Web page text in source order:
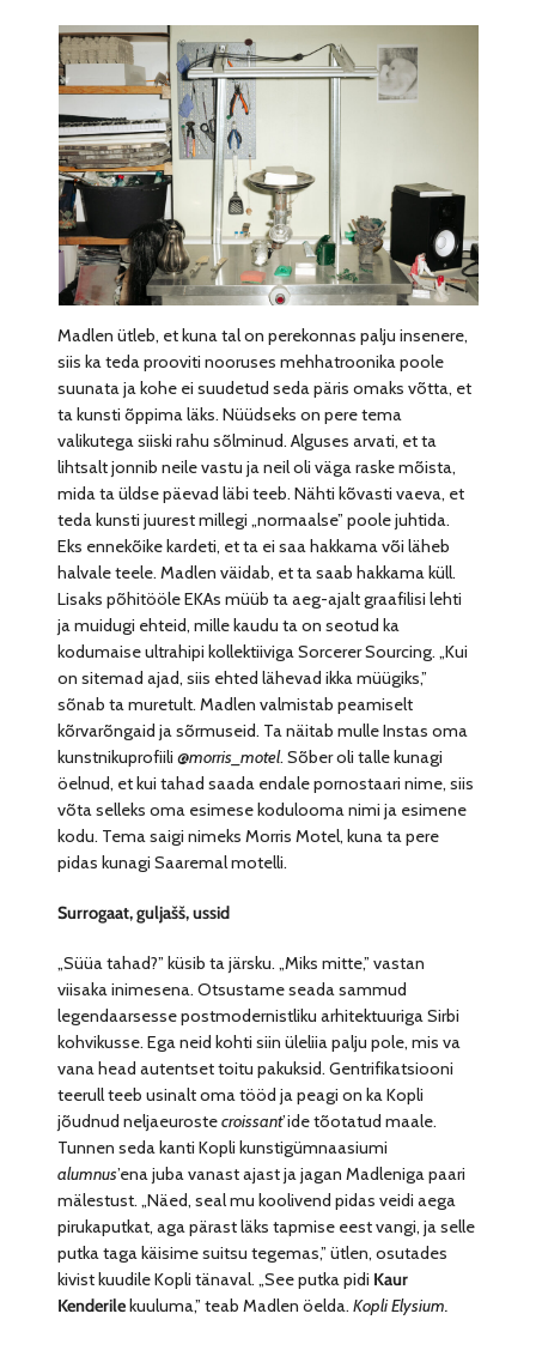
Madlen ütleb, et kuna tal on perekonnas palju insenere,
siis ka teda prooviti nooruses mehhatroonika poole
suunata ja kohe ei suudetud seda päris omaks võtta, et
ta kunsti õppima läks. Nüüdseks on pere tema
valikutega siiski rahu sõlminud. Alguses arvati, et ta
lihtsalt jonnib neile vastu ja neil oli väga raske mõista,
mida ta üldse päevad läbi teeb. Nähti kõvasti vaeva, et
teda kunsti juurest millegi „normaalse” poole juhtida.
Eks ennekõike kardeti, et ta ei saa hakkama või läheb
halvale teele. Madlen väidab, et ta saab hakkama küll.
Lisaks põhitööle EKAs müüb ta aeg-ajalt graafilisi lehti
ja muidugi ehteid, mille kaudu ta on seotud ka
kodumaise ultrahipi kollektiiviga Sorcerer Sourcing. „Kui
on sitemad ajad, siis ehted lähevad ikka müügiks,”
sõnab ta muretult. Madlen valmistab peamiselt
kõrvarõngaid ja sõrmuseid. Ta näitab mulle Instas oma
kunstnikuprofiili @morris_motel. Sõber oli talle kunagi
öelnud, et kui tahad saada endale pornostaari nime, siis
võta selleks oma esimese kodulooma nimi ja esimene
kodu. Tema saigi nimeks Morris Motel, kuna ta pere
pidas kunagi Saaremal motelli.
Surrogaat, guljašš, ussid
„Süüa tahad?” küsib ta järsku. „Miks mitte,” vastan
viisaka inimesena. Otsustame seada sammud
legendaarsesse postmodernistliku arhitektuuriga Sirbi
kohvikusse. Ega neid kohti siin üleliia palju pole, mis va
vana head autentset toitu pakuksid. Gentrifikatsiooni
teerull teeb usinalt oma tööd ja peagi on ka Kopli
jõudnud neljaeurostecroissant’ide tõotatud maale.
Tunnen seda kanti Kopli kunstigümnaasiumi
alumnus’ena juba vanast ajast ja jagan Madleniga paari
mälestust. „Näed, seal mu koolivend pidas veidi aega
pirukaputkat, aga pärast läks tapmise eest vangi, ja selle
putka taga käisime suitsu tegemas,” ütlen, osutades
kivist kuudile Kopli tänaval. „See putka pidi Kaur
Kenderile kuuluma,” teab Madlen öelda.Kopli Elysium.